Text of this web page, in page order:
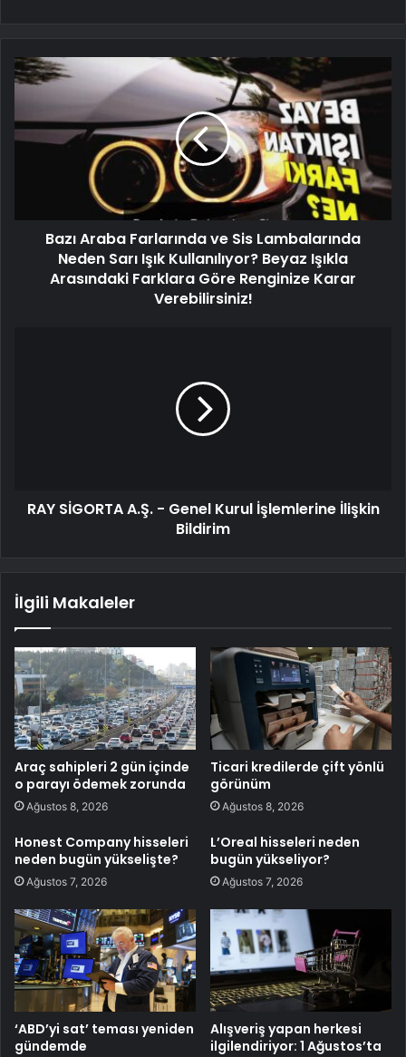
Bazı Araba Farlarında ve Sis Lambalarında
Neden Sarı Işık Kullanılıyor? Beyaz Işıkla
Arasındaki Farklara Göre Renginize Karar
Verebilirsiniz!
RAY SİGORTA A.Ş. - Genel Kurul İşlemlerine İlişkin
Bildirim
İlgili Makaleler
Araç sahipleri 2 gün içinde
o parayı ödemek zorunda
Ağustos 8, 2026
Ticari kredilerde çift yönlü
görünüm
Ağustos 8, 2026
Honest Company hisseleri
neden bugün yükselişte?
Ağustos 7, 2026
L’Oreal hisseleri neden
bugün yükseliyor?
Ağustos 7, 2026
‘ABD’yi sat’ teması yeniden
gündemde
Alışveriş yapan herkesi
ilgilendiriyor: 1 Ağustos’ta